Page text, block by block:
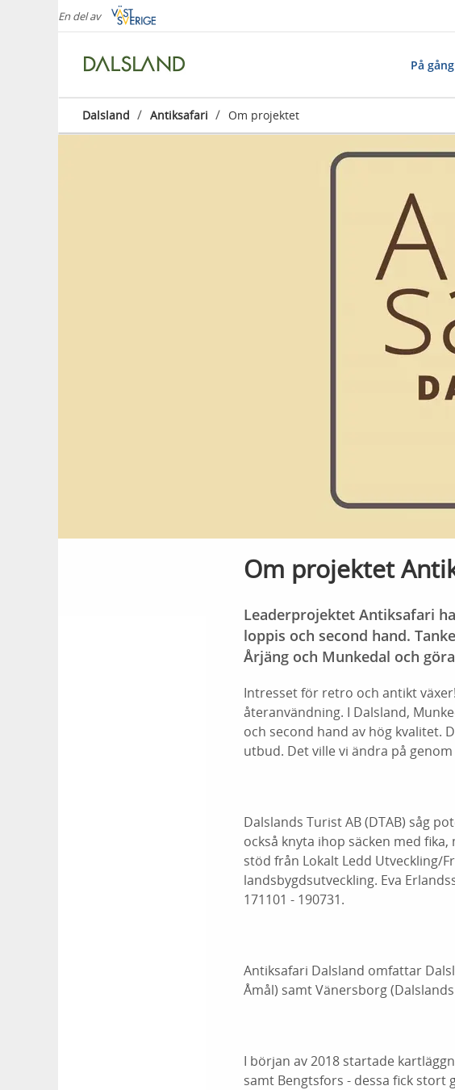
En del av
På gång
Dalsland / Antiksafari / Om projektet
Om projektet
Leaderprojektet Antiksafari
loppis och second hand.
Årjäng och Munkedal och
Intresset för retro och antikt
återanvändning. I Dalsland,
och second hand av hög kvalitet.
utbud. Det ville vi ändra på
Dalslands Turist AB (DTAB) såg
också knyta ihop säcken med
stöd från Lokalt Ledd Utveckling/
landsbygdsutveckling. Eva
171101 - 190731.
Antiksafari Dalsland omfattar
Åmål) samt Vänersborg
I början av 2018 startade
samt Bengtsfors - dessa fick stort